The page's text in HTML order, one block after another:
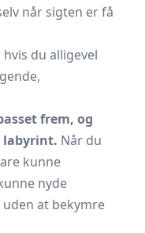
når sigten er få
du alligevel
frem, og
labyrint. Når du
kunne
nyde
at bekymre